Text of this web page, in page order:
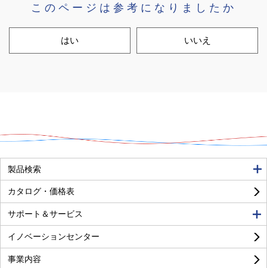
このページは参考になりましたか
はい いいえ
良い
製品検索
カタログ・価格表
サポート＆サービス
イノベーションセンター
事業内容